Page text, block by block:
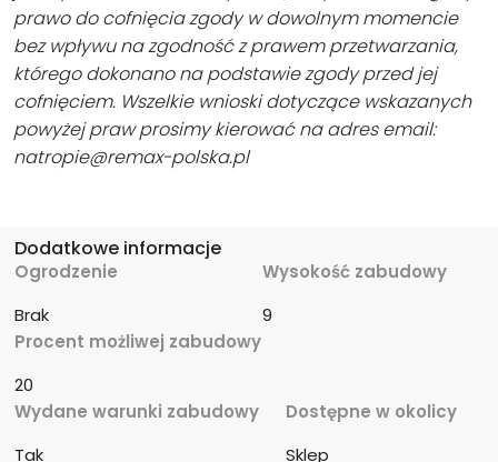
prawo do cofnięcia zgody w dowolnym momencie
bez wpływu na zgodność z prawem przetwarzania,
którego dokonano na podstawie zgody przed jej
cofnięciem. Wszelkie wnioski dotyczące wskazanych
powyżej praw prosimy kierować na adres email:
natropie@remax-polska.pl
Dodatkowe informacje
Ogrodzenie
Brak
Wysokość zabudowy
9
Procent możliwej zabudowy
20
Wydane warunki zabudowy
Tak
Dostępne w okolicy
Sklep